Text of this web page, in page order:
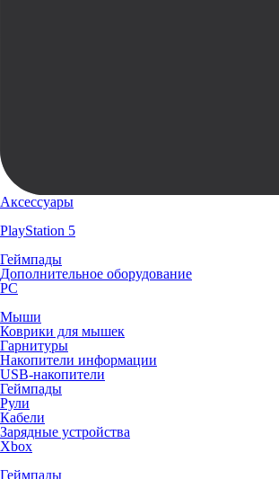
Аксессуары
PlayStation 5
Геймпады
Дополнительное оборудование
PC
Мыши
Коврики для мышек
Гарнитуры
Накопители информации
USB-накопители
Геймпады
Рули
Кабели
Зарядные устройства
Xbox
Геймпады